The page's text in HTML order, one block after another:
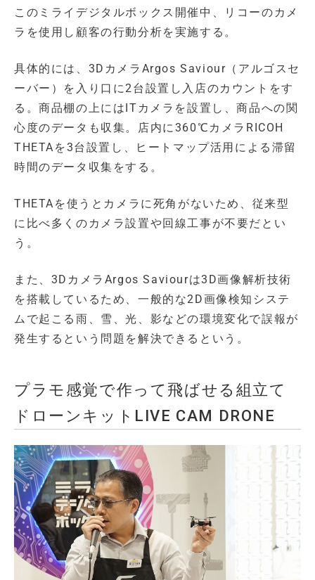
このミライデジタルボックス開催中、リコーのカメ
ラを使用し顧客の行動分析を実施する。
具体的には、3DカメラArgos Saviour（アルゴスセ
ーバー）を入り口に2台設置し入店のカウントをす
る。商品棚の上にはITカメラを設置し、商品への関
心度のデータも収集。店内に360℃カメラRICOH
THETAを3台設置し、ヒートマップ活用による滞留
時間のデータ収集をする。
THETAを使うとカメラに死角がないため、従来型
に比べ多くのカメラ設置や回線工事が不要だとい
う。
また、3DカメラArgos Saviourは3D画像解析技術
を搭載しているため、一般的な2D画像検知システ
ムで起こる雨、雪、光、影などの環境変化で誤報が
発生するという問題を解決できるという。
プラモ感覚で作って飛ばせる組立て
ドローンキットLIVE CAM DRONE